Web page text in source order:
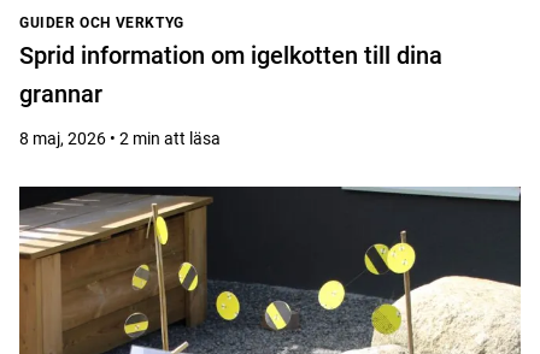
GUIDER OCH VERKTYG
Sprid information om igelkotten till dina
grannar
8 maj, 2026 • 2 min att läsa